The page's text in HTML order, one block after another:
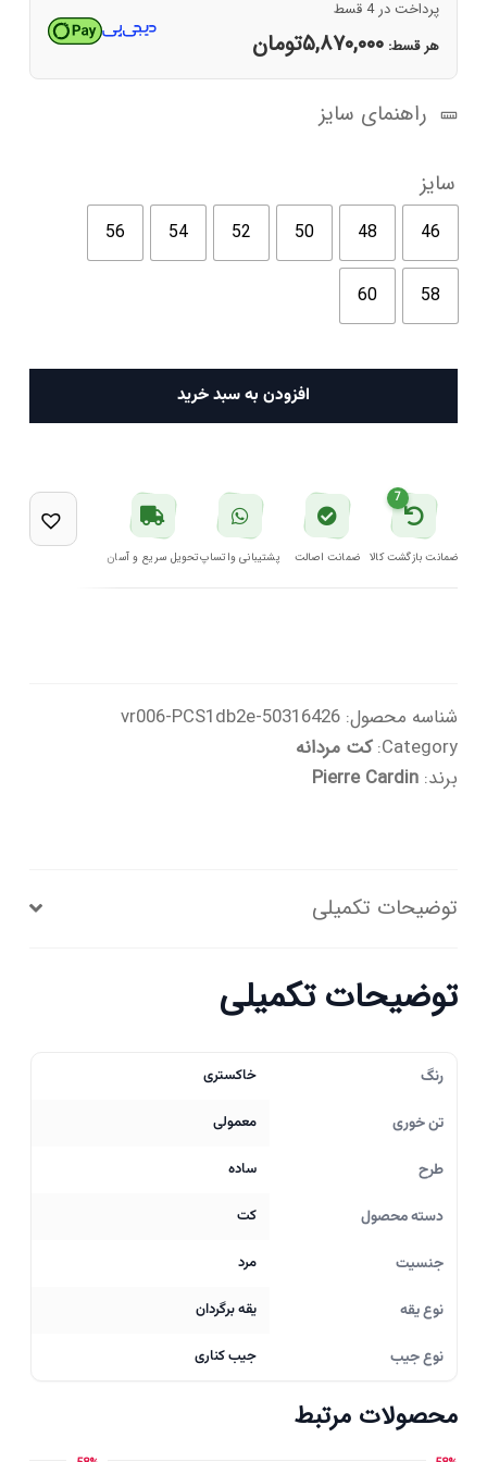
پرداخت در 4 قسط
هر قسط:۵,۸۷۰,۰۰۰تومان
راهنمای سایز
سایز
46
48
50
52
54
56
58
60
مردانه
پیرکاردین
عدد
افزودن به سبد خرید
7
ضمانت بازگشت کالا ضمانت اصالت پشتیبانی واتساپتحویل سریع و آسان
شناسه محصول:50316426-vr006-PCS1db2e
Category: کت مردانه
برند:Pierre Cardin
توضیحات تکمیلی
توضیحات تکمیلی
رنگ خاکستری
تن خوری معمولی
طرح ساده
دسته محصول کت
جنسیت مرد
نوع یقه یقه برگردان
نوع جیب جیب کناری
محصولات مرتبط